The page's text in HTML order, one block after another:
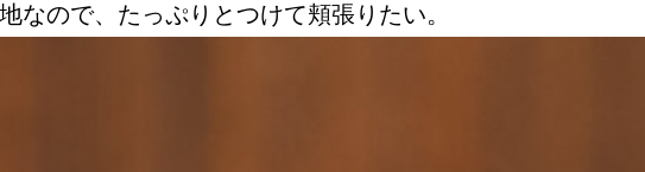
なので、たっぷりとつけて頬張りたい。